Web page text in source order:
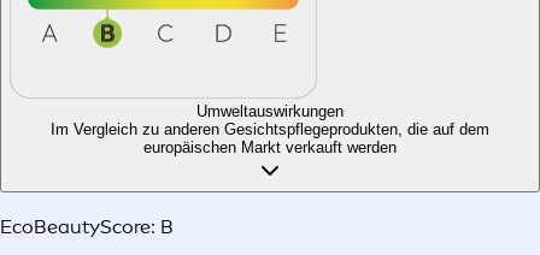
Umweltauswirkungen
Im Vergleich zu anderen Gesichtspflegeprodukten, die auf dem
europäischen Markt verkauft werden​
EcoBeautyScore: B